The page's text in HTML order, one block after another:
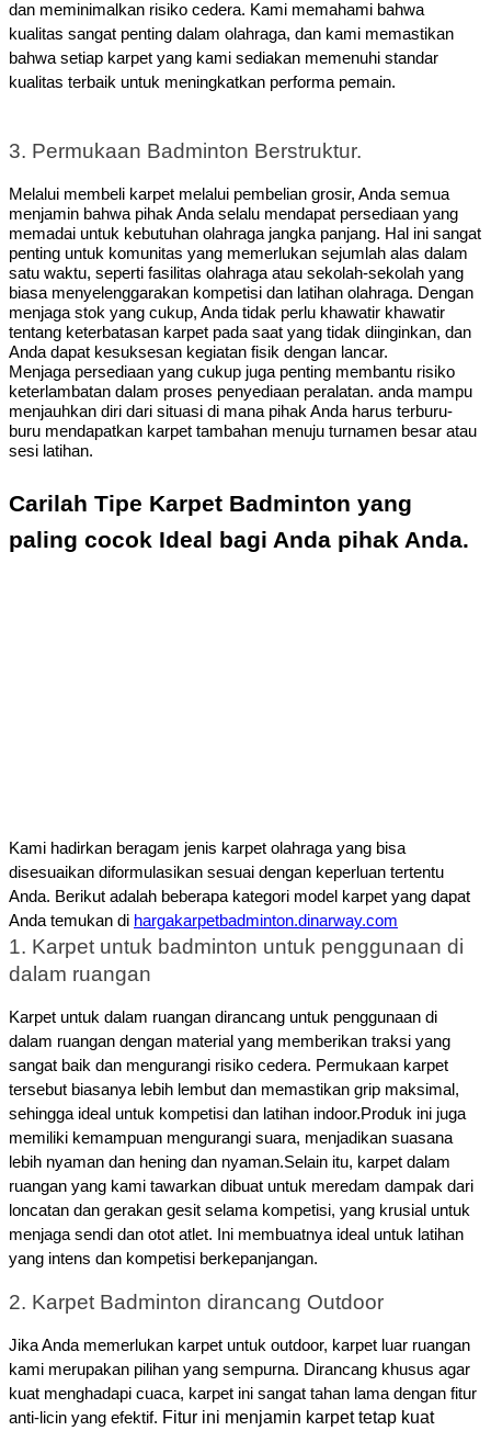
dan meminimalkan risiko cedera. Kami memahami bahwa
kualitas sangat penting dalam olahraga, dan kami memastikan
bahwa setiap karpet yang kami sediakan memenuhi standar
kualitas terbaik untuk meningkatkan performa pemain.
3. Permukaan Badminton Berstruktur.
Melalui membeli karpet melalui pembelian grosir, Anda semua
menjamin bahwa pihak Anda selalu mendapat persediaan yang
memadai untuk kebutuhan olahraga jangka panjang. Hal ini sangat
penting untuk komunitas yang memerlukan sejumlah alas dalam
satu waktu, seperti fasilitas olahraga atau sekolah-sekolah yang
biasa menyelenggarakan kompetisi dan latihan olahraga. Dengan
menjaga stok yang cukup, Anda tidak perlu khawatir khawatir
tentang keterbatasan karpet pada saat yang tidak diinginkan, dan
Anda dapat kesuksesan kegiatan fisik dengan lancar.
Menjaga persediaan yang cukup juga penting membantu risiko
keterlambatan dalam proses penyediaan peralatan. anda mampu
menjauhkan diri dari situasi di mana pihak Anda harus terburu-
buru mendapatkan karpet tambahan menuju turnamen besar atau
sesi latihan.
Carilah Tipe Karpet Badminton yang
paling cocok Ideal bagi Anda pihak Anda.
Kami hadirkan beragam jenis karpet olahraga yang bisa
disesuaikan diformulasikan sesuai dengan keperluan tertentu
Anda. Berikut adalah beberapa kategori model karpet yang dapat
Anda temukan di hargakarpetbadminton.dinarway.com
1. Karpet untuk badminton untuk penggunaan di
dalam ruangan
Karpet untuk dalam ruangan dirancang untuk penggunaan di
dalam ruangan dengan material yang memberikan traksi yang
sangat baik dan mengurangi risiko cedera. Permukaan karpet
tersebut biasanya lebih lembut dan memastikan grip maksimal,
sehingga ideal untuk kompetisi dan latihan indoor.Produk ini juga
memiliki kemampuan mengurangi suara, menjadikan suasana
lebih nyaman dan hening dan nyaman.Selain itu, karpet dalam
ruangan yang kami tawarkan dibuat untuk meredam dampak dari
loncatan dan gerakan gesit selama kompetisi, yang krusial untuk
menjaga sendi dan otot atlet. Ini membuatnya ideal untuk latihan
yang intens dan kompetisi berkepanjangan.
2. Karpet Badminton dirancang Outdoor
Jika Anda memerlukan karpet untuk outdoor, karpet luar ruangan
kami merupakan pilihan yang sempurna. Dirancang khusus agar
kuat menghadapi cuaca, karpet ini sangat tahan lama dengan fitur
anti-licin yang efektif. Fitur ini menjamin karpet tetap kuat